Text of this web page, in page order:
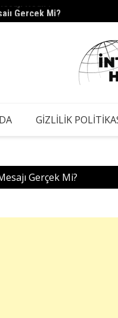
Gerçek Mi?
GIZLILIK
Gerçek Mi?